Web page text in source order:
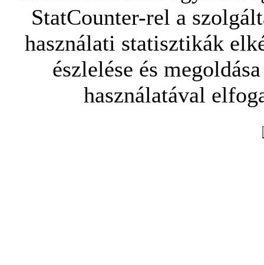
StatCounter-rel a
használati statisztikák
észlelése és
használatával